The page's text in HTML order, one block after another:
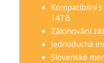
Kompatibilní
14TB
Zálohování
Jednoduchá
Slovenské